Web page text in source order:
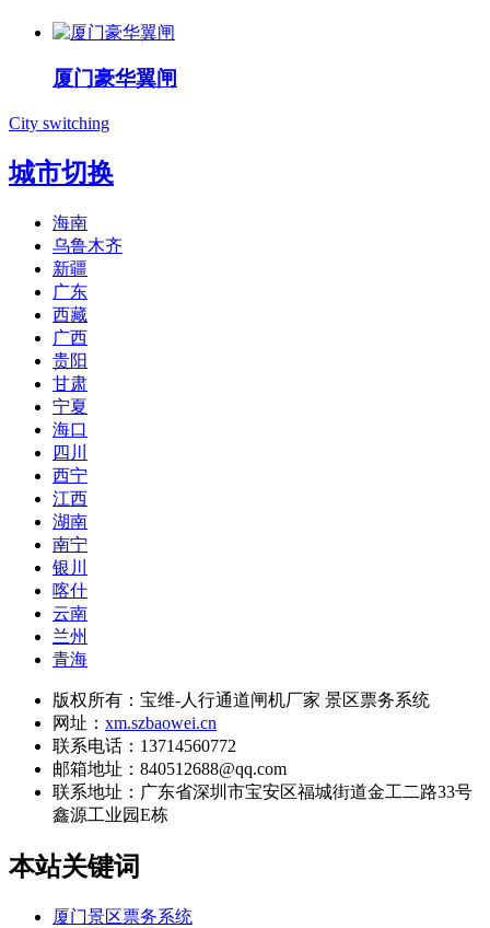
厦门豪华翼闸
City switching
城市切换
海南
乌鲁木齐
新疆
广东
西藏
广西
贵阳
甘肃
宁夏
海口
四川
西宁
江西
湖南
南宁
银川
喀什
云南
兰州
青海
版权所有：宝维-人行通道闸机厂家 景区票务系统
网址： xm.szbaowei.cn
联系电话：13714560772
邮箱地址：840512688@qq.com
联系地址： 广东省深圳市宝安区福城街道金工二路33号
鑫源工业园E栋
本站关键词
厦门景区票务系统